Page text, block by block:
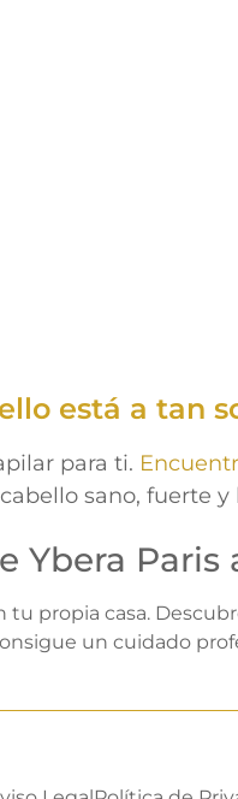
está a tan
para ti.
sano, fuerte y
Ybera Paris
propia casa.
un cuidado